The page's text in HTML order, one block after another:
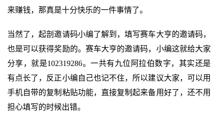
来赚钱，那真是十分快乐的一件事情了。
当然了，起剖邀请码小编了解到，填写赛车大亨的邀请码，
也是可以获得奖励的。赛车大亨的邀请码，小编这就给大家
分享，就是102319286。一共有九位阿拉伯数字，其实还是
有点长了，反正小编自己也记不住，所以建议大家，可以用
手机自带的复制粘贴功能，直接复制起来备用好了，还不用
担心填写的时候出错。